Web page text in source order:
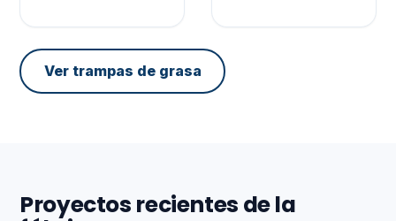
Ver trampas de grasa
Proyectos recientes de la